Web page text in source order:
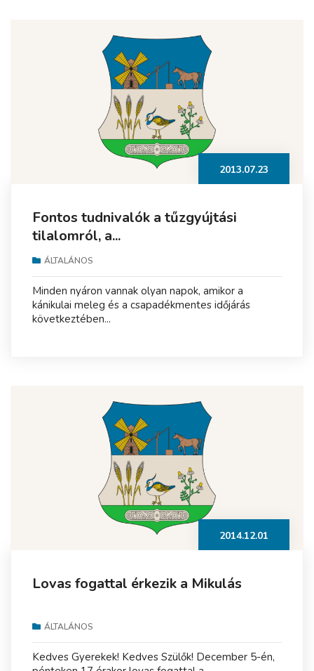
2013.07.23
Fontos tudnivalók a tűzgyújtási
tilalomról, a...
ÁLTALÁNOS
Minden nyáron vannak olyan napok, amikor a
kánikulai meleg és a csapadékmentes időjárás
következtében...
2014.12.01
Lovas fogattal érkezik a Mikulás
ÁLTALÁNOS
Kedves Gyerekek! Kedves Szülők! December 5-én,